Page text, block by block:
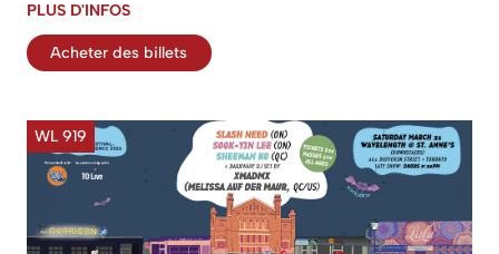
PLUS D'INFOS
Acheter des billets
WL 919